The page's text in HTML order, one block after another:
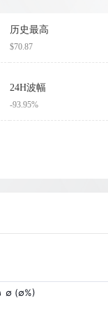
历史最高
$70.87
24H波幅
-93.95%